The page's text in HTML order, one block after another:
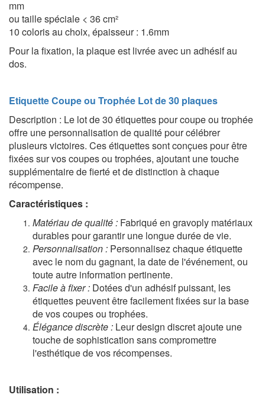
mm
ou taille spéciale < 36 cm²
10 coloris au choix, épaisseur : 1.6mm
Pour la fixation, la plaque est livrée avec un adhésif au
dos.
Etiquette Coupe ou Trophée Lot de 30 plaques
Description : Le lot de 30 étiquettes pour coupe ou trophée
offre une personnalisation de qualité pour célébrer
plusieurs victoires. Ces étiquettes sont conçues pour être
fixées sur vos coupes ou trophées, ajoutant une touche
supplémentaire de fierté et de distinction à chaque
récompense.
Caractéristiques :
Matériau de qualité : Fabriqué en gravoply matériaux
durables pour garantir une longue durée de vie.
Personnalisation : Personnalisez chaque étiquette
avec le nom du gagnant, la date de l'événement, ou
toute autre information pertinente.
Facile à fixer : Dotées d'un adhésif puissant, les
étiquettes peuvent être facilement fixées sur la base
de vos coupes ou trophées.
Élégance discrète : Leur design discret ajoute une
touche de sophistication sans compromettre
l'esthétique de vos récompenses.
Utilisation :